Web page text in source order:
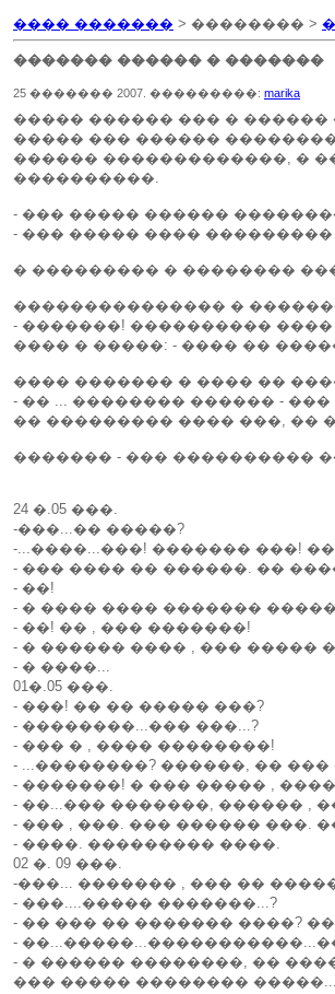
���� ������� > �������� >
������� ������ � �������
25 ������� 2007. ���������: marika
����� ������ ��� �
����� ��� ������
������ �������������, �
����������.
- ��� ����� ������
- ��� ����� ����
� ��������� � ��������
��������������� �
- �������! ����������
���� � �����: - ���� ��
���� ������� � ���� ��
- �� ... �������� ������ -
�� ��������� ���� ���, ��
������� - ��� ����������
24 �.05 ���.
-���...�� �����?
-...����...���! ������� ���!
- ��� ���� �� ������. ��
- ��!
- � ���� ���� �������
- ��! �� , ��� �������!
- � ������ ���� , ��� �����
- � ����...
01�.05 ���.
- ���! �� �� ����� ���?
- ��������...��� ���...?
- ��� � , ���� ��������!
- ...��������? ������, �� ���
- �������! � ��� ����� ,
- ��...��� �������, ������ ,
- ��� , ���. ��� ������ ���.
- ����. ��������� ����.
02 �. 09 ���.
-���... ������� , ��� ��
- ���....����� �������...?
- �� ��� �� ������� ����?
-
- � ������ ��������, ��
��� ����� �������� �����...